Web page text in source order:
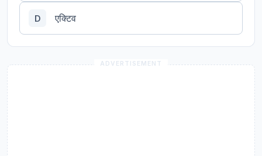
D एक्टिव